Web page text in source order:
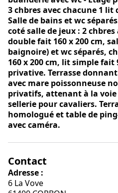
3 chbres avec chacune 1 lit
Salle de bains et wc
coté salle de jeux : 2
double fait 160 x 200 cm,
baignoire) et wc séparés,
160 x 200 cm, lit simple fait
privative. Terrasse
avec mare poissonneuse
privatifs, attenant à la voie
sellerie pour cavaliers.
homologué et table de
avec caméra.
Contact
Adresse :
6 La Vove